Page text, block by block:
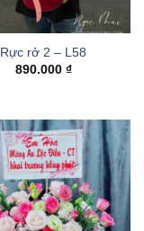
Rực rở 2 – L58
890.000 ₫